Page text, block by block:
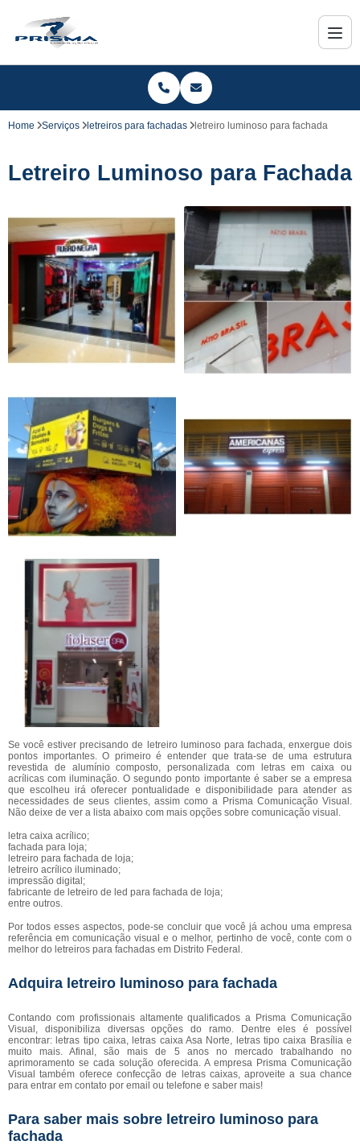
Home Serviços letreiros para fachadas letreiro luminoso para fachada
Letreiro Luminoso para Fachada
Se você estiver precisando de letreiro luminoso para fachada, enxergue dois
pontos importantes. O primeiro é entender que trata-se de uma estrutura
revestida de alumínio composto, personalizada com letras em caixa ou
acrílicas com iluminação. O segundo ponto importante é saber se a empresa
que escolheu irá oferecer pontualidade e disponibilidade para atender as
necessidades de seus clientes, assim como a Prisma Comunicação Visual.
Não deixe de ver a lista abaixo com mais opções sobre comunicação visual.
letra caixa acrílico;
fachada para loja;
letreiro para fachada de loja;
letreiro acrílico iluminado;
impressão digital;
fabricante de letreiro de led para fachada de loja;
entre outros.
Por todos esses aspectos, pode-se concluir que você já achou uma empresa
referência em comunicação visual e o melhor, pertinho de você, conte com o
melhor do letreiros para fachadas em Distrito Federal.
Adquira letreiro luminoso para fachada
Contando com profissionais altamente qualificados a Prisma Comunicação
Visual, disponibiliza diversas opções do ramo. Dentre eles é possível
encontrar: letras tipo caixa, letras caixa Asa Norte, letras tipo caixa Brasília e
muito mais. Afinal, são mais de 5 anos no mercado trabalhando no
aprimoramento se cada solução oferecida. A empresa Prisma Comunicação
Visual também oferece confecção de letras caixas, aproveite a sua chance
para entrar em contato por email ou telefone e saber mais!
Para saber mais sobre letreiro luminoso para
fachada